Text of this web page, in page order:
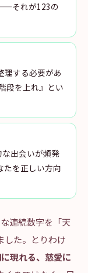
それが123の
理する必要があ
段を上れ』とい
出会いが頻発
たを正しい方向
連続数字を「天
した。とりわけ
現れる、慈愛に